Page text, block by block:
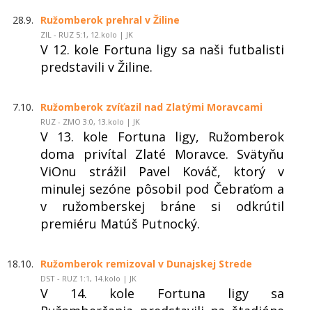
28.9. Ružomberok prehral v Žiline
ZIL - RUZ 5:1, 12.kolo | JK
V 12. kole Fortuna ligy sa naši futbalisti
predstavili v Žiline.
7.10. Ružomberok zvíťazil nad Zlatými Moravcami
RUZ - ZMO 3:0, 13.kolo | JK
V 13. kole Fortuna ligy, Ružomberok
doma privítal Zlaté Moravce. Svätyňu
ViOnu strážil Pavel Kováč, ktorý v
minulej sezóne pôsobil pod Čebraťom a
v ružomberskej bráne si odkrútil
premiéru Matúš Putnocký.
18.10. Ružomberok remizoval v Dunajskej Strede
DST - RUZ 1:1, 14.kolo | JK
V 14. kole Fortuna ligy sa